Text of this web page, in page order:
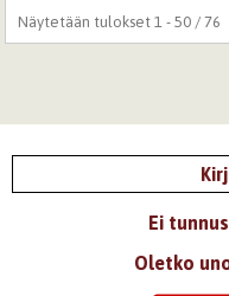
Näytetään tulokset 1 - 50 / 76
Ei
Oletko